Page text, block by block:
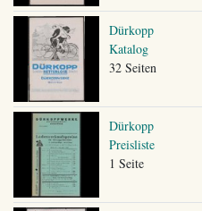
Dürkopp
Katalog
32 Seiten
Dürkopp
Preisliste
1 Seite